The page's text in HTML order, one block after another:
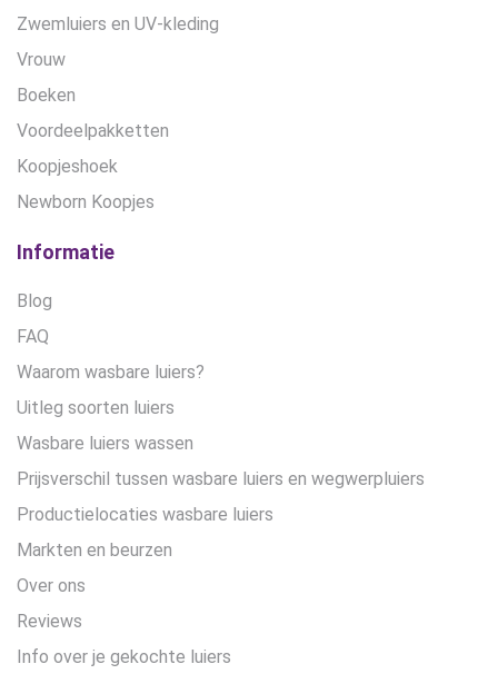
Zwemluiers en UV-kleding
Vrouw
Boeken
Voordeelpakketten
Koopjeshoek
Newborn Koopjes
Informatie
Blog
FAQ
Waarom wasbare luiers?
Uitleg soorten luiers
Wasbare luiers wassen
Prijsverschil tussen wasbare luiers en wegwerpluiers
Productielocaties wasbare luiers
Markten en beurzen
Over ons
Reviews
Info over je gekochte luiers